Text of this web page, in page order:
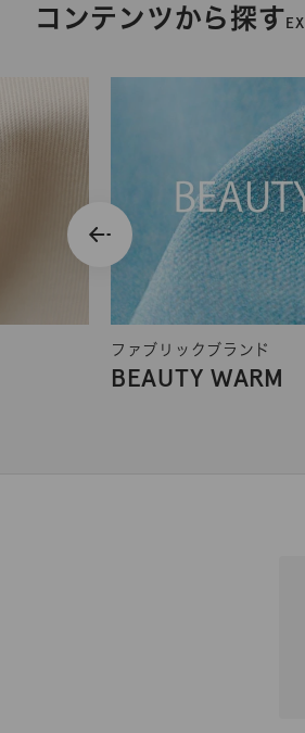
コンテンツから探す
ファブリックブランド
BEAUTY WARM